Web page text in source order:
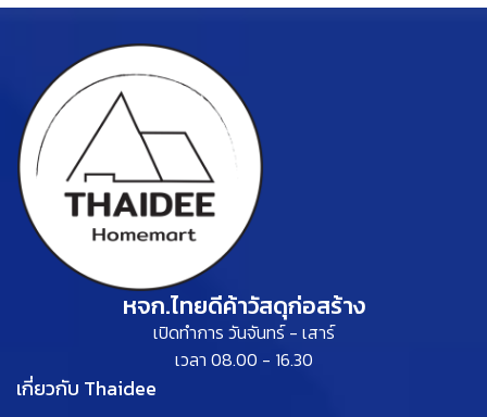
หจก.ไทยดีค้าวัสดุก่อสร้าง
เปิดทำการ วันจันทร์ - เสาร์
เวลา 08.00 - 16.30
เกี่ยวกับ Thaidee